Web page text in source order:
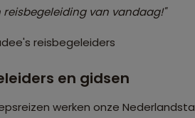
van vandaag!"
reisbegeleiders
en gidsen
werken onze